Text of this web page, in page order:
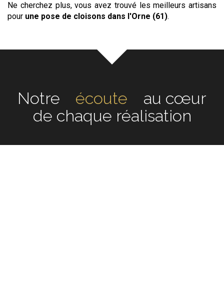
Ne cherchez plus, vous avez trouvé les meilleurs artisans
pour une pose de cloisons dans l'Orne (61).
Notre écouteau cœur de
chaque réalisation